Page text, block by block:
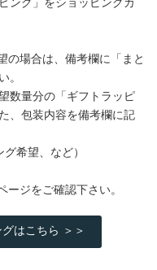
の場合は、備考欄に「まと
。
数量分の「ギフトラッピ
、包装内容を備考欄に記
希望、など）
ジをご確認下さい。
はこちら ＞＞